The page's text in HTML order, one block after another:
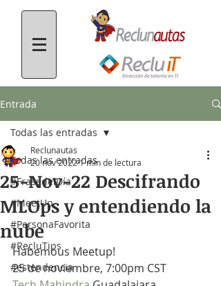
Entrada
Todas las entradas
#FrasedelDía
#MeetUp
#PersonaFavorita
#RecluTips
#estendencia
Todas las entradas
25-Nov-22 Descifrando
MLOps y entendiendo la
nube
Reclunautas
20 nov 20221 min de lectura
Habemous Meetup!
25 de noviembre, 7:00pm CST